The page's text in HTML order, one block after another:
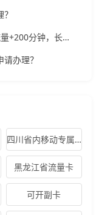
联通飞清卡：39元每月200G全通用流量+200分钟，长期可结转的超值大流量卡推荐
办理？
四川省内移动专属卡
黑龙江省流量卡
可开副卡